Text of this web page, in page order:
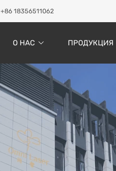
+86 18356511062
О НАС ПРОДУКЦИЯ